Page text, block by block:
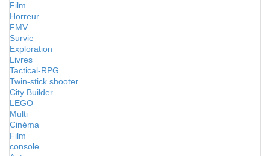
Film
Horreur
FMV
Survie
Exploration
Livres
Tactical-RPG
Twin-stick shooter
City Builder
LEGO
Multi
Cinéma
Film
console